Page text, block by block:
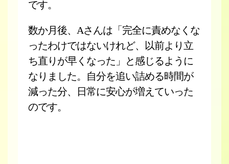
です。
数か月後、Aさんは「完全に責めなくな
ったわけではないけれど、以前より立
ち直りが早くなった」と感じるように
なりました。自分を追い詰める時間が
減った分、日常に安心が増えていった
のです。